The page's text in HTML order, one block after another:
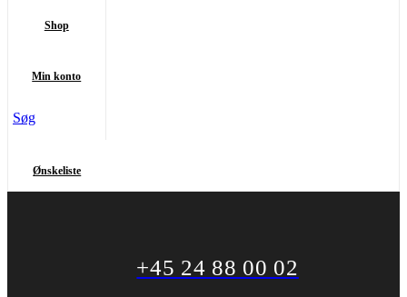
Shop
Min konto
Søg
Ønskeliste
+45 24 88 00 02